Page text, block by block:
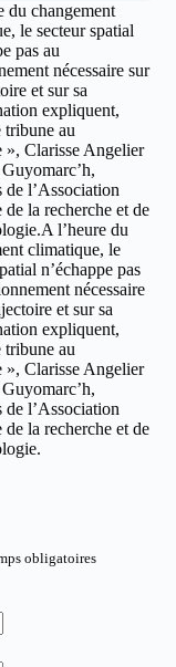
du changement
le secteur spatial
pas au
nécessaire sur
et sur sa
expliquent,
tribune au
», Clarisse Angelier
de l’Association
de la recherche et de
l’heure du
climatique, le
n’échappe pas
nécessaire
et sur sa
expliquent,
tribune au
», Clarisse Angelier
de l’Association
de la recherche et de
obligatoires